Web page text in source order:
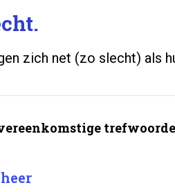
zich net (zo slecht) als
heer